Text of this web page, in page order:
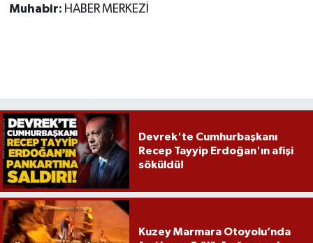
Muhabir: HABER MERKEZİ
Devrek'te Cumhurbaşkanı
Recep Tayyip Erdoğan'ın afişi
söküldü!
Kuzey Marmara Otoyolu’nda